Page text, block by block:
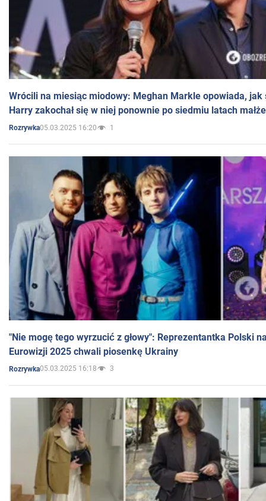
Wrócili na miesiąc miodowy: Meghan Markle opowiada, jak
Harry zakochał się w niej ponownie po siedmiu latach
Rozrywka05.03.2025 16:20 1
"Nie mogę tego wyrzucić z głowy": Reprezentantka Polski
Eurowizji 2025 chwali piosenkę Ukrainy
Rozrywka05.03.2025 16:18 3